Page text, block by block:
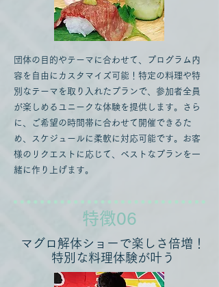
団体の目的やテーマに合わせて、プログラム内
容を自由にカスタマイズ可能！特定の料理や特
別なテーマを取り入れたプランで、参加者全員
が楽しめるユニークな体験を提供します。さら
に、ご希望の時間帯に合わせて開催できるた
め、スケジュールに柔軟に対応可能です。お客
様のリクエストに応じて、ベストなプランを一
緒に作り上げます。
​特徴06
マグロ解体ショーで楽しさ倍増！
特別な料理体験が叶う